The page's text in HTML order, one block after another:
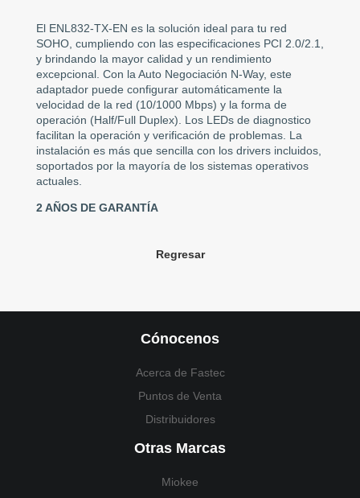
El ENL832-TX-EN es la solución ideal para tu red
SOHO, cumpliendo con las especificaciones PCI 2.0/2.1,
y brindando la mayor calidad y un rendimiento
excepcional. Con la Auto Negociación N-Way, este
adaptador puede configurar automáticamente la
velocidad de la red (10/1000 Mbps) y la forma de
operación (Half/Full Duplex). Los LEDs de diagnostico
facilitan la operación y verificación de problemas. La
instalación es más que sencilla con los drivers incluidos,
soportados por la mayoría de los sistemas operativos
actuales.
2 AÑOS DE GARANTÍA
Regresar
Cónocenos
Acerca de Fastec
Puntos de Venta
Distribuidores
Otras Marcas
Miokee